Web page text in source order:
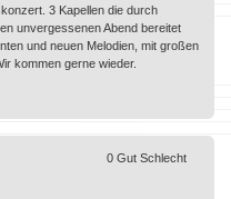
3 Kapellen die durch
unvergessenen Abend bereitet
und neuen Melodien, mit großen
kommen gerne wieder.
0 Gut Schlecht